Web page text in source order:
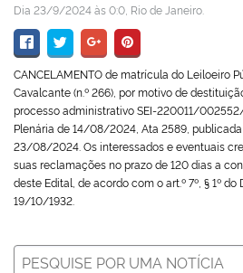
Institucional
Transparência
Informações
Serviços
Legislação
Plenária
Dia 23/9/2024 às 0:0, Rio de Janeiro.
CANCELAMENTO dematrícula do Leiloeiro
Cavalcante(n.º 266), por motivo de
processo administrativo SEI-220011/
Plenária de 14/08/2024, Ata 2589, publicada
23/08/2024. Os interessados e eventuais
suas reclamações no prazo de 120 dias a
deste Edital, de acordo com o art.º 7º, § 1º do
19/10/1932.